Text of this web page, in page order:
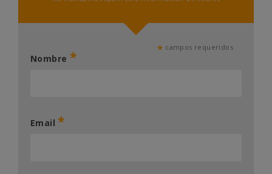
* campos requeridos
Nombre *
Email*